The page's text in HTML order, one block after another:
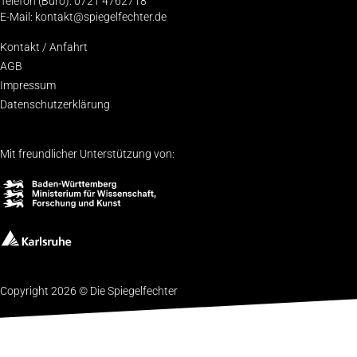
E-Mail: kontakt@spiegelfechter.de
Kon­takt / Anfahrt
AGB
Impres­sum
Daten­schutz­er­klä­rung
Mit freundlicher Unterstützung von:
Copyright 2026 © Die Spiegelfechter